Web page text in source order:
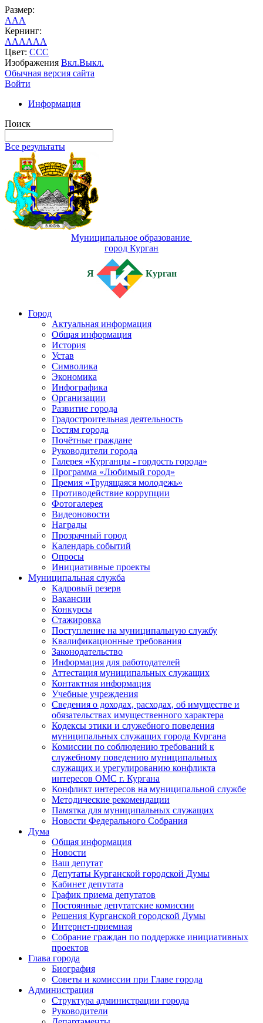
Размер:
AAA
Кернинг:
AAAAAA
Цвет: CCC
Изображения Вкл.Выкл.
Обычная версия сайта
Войти
Информация
Поиск
Все результаты
Муниципальное образование
город Курган
Я Курган
Город
Актуальная информация
Общая информация
История
Устав
Символика
Экономика
Инфографика
Организации
Развитие города
Градостроительная деятельность
Гостям города
Почётные граждане
Руководители города
Галерея «Курганцы - гордость города»
Программа «Любимый город»
Премия «Трудящаяся молодежь»
Противодействие коррупции
Фотогалерея
Видеоновости
Награды
Прозрачный город
Календарь событий
Опросы
Инициативные проекты
Муниципальная служба
Кадровый резерв
Вакансии
Конкурсы
Стажировка
Поступление на муниципальную службу
Квалификационные требования
Законодательство
Информация для работодателей
Аттестация муниципальных служащих
Контактная информация
Учебные учреждения
Сведения о доходах, расходах, об имуществе и
обязательствах имущественного характера
Кодексы этики и служебного поведения
муниципальных служащих города Кургана
Комиссии по соблюдению требований к
служебному поведению муниципальных
служащих и урегулированию конфликта
интересов ОМС г. Кургана
Конфликт интересов на муниципальной службе
Методические рекомендации
Памятка для муниципальных служащих
Новости Федерального Cобрания
Дума
Общая информация
Новости
Ваш депутат
Депутаты Курганской городской Думы
Кабинет депутата
График приема депутатов
Постоянные депутатские комиссии
Решения Курганской городской Думы
Интернет-приемная
Собрание граждан по поддержке инициативных
проектов
Глава города
Биография
Советы и комиссии при Главе города
Администрация
Структура администрации города
Руководители